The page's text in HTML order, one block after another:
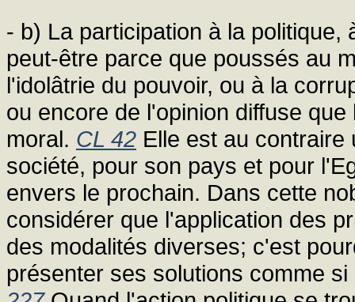
- b) La participation à la
peut-être parce que poussés au
l'idolâtrie du pouvoir, ou à la
ou encore de l'opinion diffuse
moral. CL 42 Elle est au
société, pour son pays et pour
envers le prochain. Dans cette
considérer que l'application des
des modalités diverses; c'est
présenter ses solutions comme